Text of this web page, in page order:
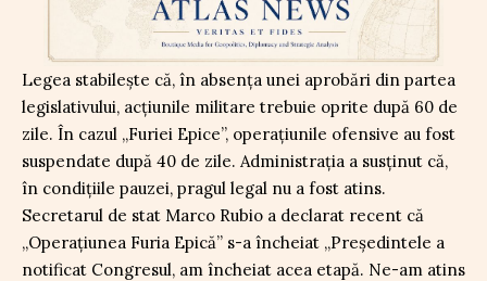
Legea stabilește că, în absența unei aprobări din partea
legislativului, acțiunile militare trebuie oprite după 60 de
zile. În cazul „Furiei Epice”, operațiunile ofensive au fost
suspendate după 40 de zile. Administrația a susținut că,
în condițiile pauzei, pragul legal nu a fost atins.
Secretarul de stat Marco Rubio a declarat recent că
„Operațiunea Furia Epică” s-a încheiat „Președintele a
notificat Congresul, am încheiat acea etapă. Ne-am atins